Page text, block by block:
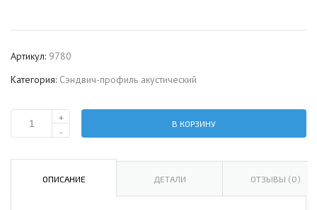
Артикул: 9780
Категория: Сэндвич-профиль акустический
Количество
профиль
начальный
+
-
В КОРЗИНУ
ОПИСАНИЕ ДЕТАЛИ ОТЗЫВЫ (0)